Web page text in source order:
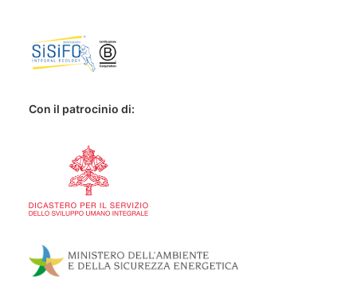
Con il patrocinio di: